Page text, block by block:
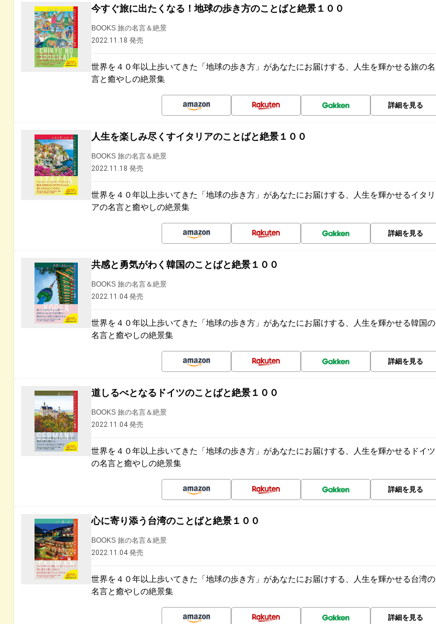
今すぐ旅に出たくなる！地球の歩き方のことばと絶景１００
BOOKS 旅の名言＆絶景
2022.11.18 発売
世界を４０年以上歩いてきた「地球の歩き方」があなたにお届けする、人生を輝かせる旅の名
言と癒やしの絶景集
詳細を見る
人生を楽しみ尽くすイタリアのことばと絶景１００
BOOKS 旅の名言＆絶景
2022.11.18 発売
世界を４０年以上歩いてきた「地球の歩き方」があなたにお届けする、人生を輝かせるイタリ
アの名言と癒やしの絶景集
詳細を見る
共感と勇気がわく韓国のことばと絶景１００
BOOKS 旅の名言＆絶景
2022.11.04 発売
世界を４０年以上歩いてきた「地球の歩き方」があなたにお届けする、人生を輝かせる韓国の
名言と癒やしの絶景集
詳細を見る
道しるべとなるドイツのことばと絶景１００
BOOKS 旅の名言＆絶景
2022.11.04 発売
世界を４０年以上歩いてきた「地球の歩き方」があなたにお届けする、人生を輝かせるドイツ
の名言と癒やしの絶景集
詳細を見る
心に寄り添う台湾のことばと絶景１００
BOOKS 旅の名言＆絶景
2022.11.04 発売
世界を４０年以上歩いてきた「地球の歩き方」があなたにお届けする、人生を輝かせる台湾の
名言と癒やしの絶景集
詳細を見る